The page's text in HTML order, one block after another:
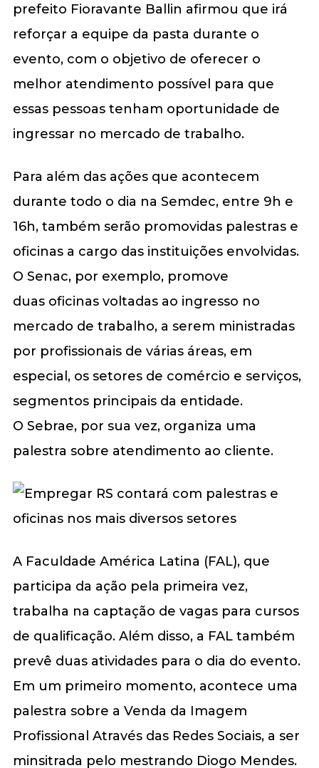
prefeito Fioravante Ballin afirmou que irá
reforçar a equipe da pasta durante o
evento, com o objetivo de oferecer o
melhor atendimento possível para que
essas pessoas tenham oportunidade de
ingressar no mercado de trabalho.
Para além das ações que acontecem
durante todo o dia na Semdec, entre 9h e
16h, também serão promovidas palestras e
oficinas a cargo das instituições envolvidas.
O Senac, por exemplo, promove
duas oficinas voltadas ao ingresso no
mercado de trabalho, a serem ministradas
por profissionais de várias áreas, em
especial, os setores de comércio e serviços,
segmentos principais da entidade.
O Sebrae, por sua vez, organiza uma
palestra sobre atendimento ao cliente.
A Faculdade América Latina (FAL), que
participa da ação pela primeira vez,
trabalha na captação de vagas para cursos
de qualificação. Além disso, a FAL também
prevê duas atividades para o dia do evento.
Em um primeiro momento, acontece uma
palestra sobre a Venda da Imagem
Profissional Através das Redes Sociais, a ser
minsitrada pelo mestrando Diogo Mendes.